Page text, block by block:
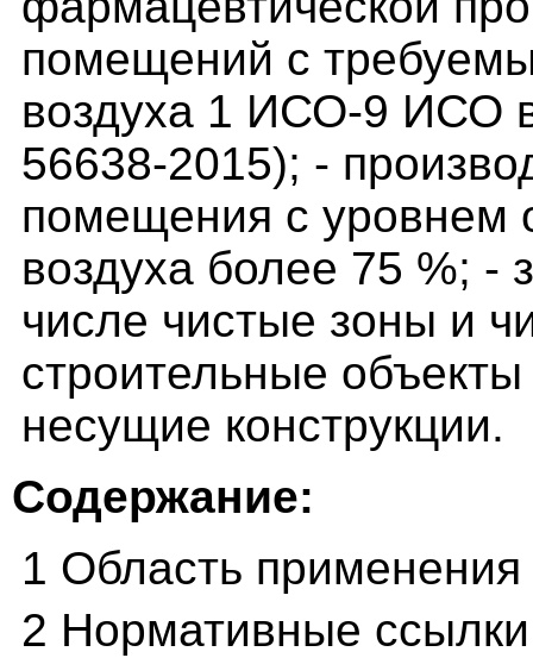
помещений с
воздуха 1 ИСО-9 ИСО
56638-2015); -
помещения с уровнем
воздуха более 75 %; -
числе чистые зоны и
строительные
несущие конструкции.
Содержание:
1 Область применения
2 Нормативные ссылки